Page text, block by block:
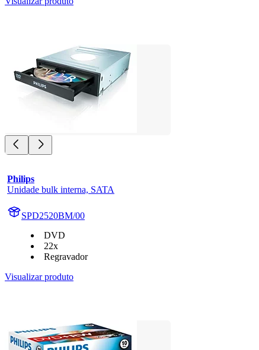
Philips
Unidade bulk interna, SATA
SPD2520BM/00
DVD
22x
Regravador
Visualizar produto